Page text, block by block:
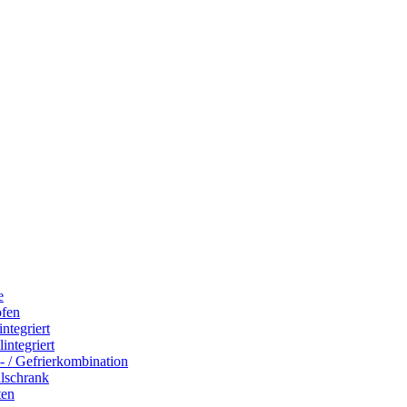
/ Gefrierkombination